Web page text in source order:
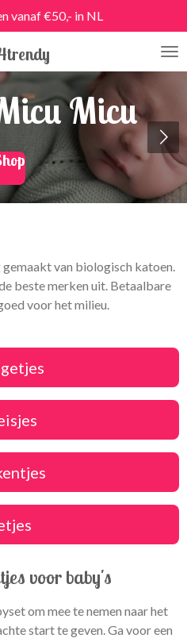
vanaf €50,- in NL
Micu
van biologisch katoen.
beste merken uit. Betaalbare
voor het milieu.
voor baby's
om mee te nemen naar het
start te geven. Ga voor een